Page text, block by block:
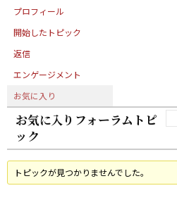
プロフィール
開始したトピック
返信
エンゲージメント
お気に入り
お気に入りフォーラムトピ
ック
トピックが見つかりませんでした。